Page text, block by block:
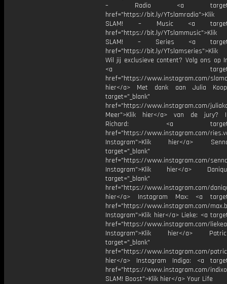
– Radio <a
href="https://bit.ly/
SLAM! – Music <a
href="https://bit.ly/
SLAM! – Series <a
href="https://bit.ly/
Wil jij exclusieve content? Volg ons op
<a
href="https://www.instagram.com/
hier</a> Met dank aan Julia
target="_blank"
href="https://www.instagram.com/
Meer">Klik hier</a> van de jury?
Richard: <a
href="https://www.instagram.com/
Instagram">Klik hier</a>
target="_blank"
href="https://www.instagram.com/
Instagram">Klik hier</a>
target="_blank"
href="https://www.instagram.com/
hier</a> Instagram Max: <a
href="https://www.instagram.com/
Instagram">Klik hier</a> Lieke: <a
href="https://www.instagram.com/
Instagram">Klik hier</a>
target="_blank"
href="https://www.instagram.com/
hier</a> Instagram Indigo: <a
href="https://www.instagram.com/
SLAM! Boost">Klik hier</a> Your Life